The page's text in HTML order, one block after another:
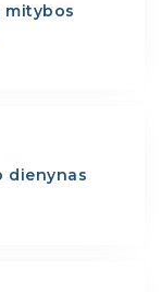
mitybos
dienynas